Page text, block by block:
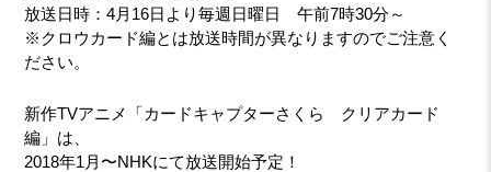
放送日時：4月16日より毎週日曜日 午前7時30分～
※クロウカード編とは放送時間が異なりますのでご注意く
ださい。
新作TVアニメ「カードキャプターさくら クリアカード
編」は、
2018年1月〜NHKにて放送開始予定！